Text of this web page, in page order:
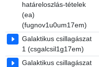
határeloszlás-tételek
(ea)
(fugnov1u0um17em)
Galaktikus csillagászat
1 (csgalcsil1g17em)
Galaktikus csillagászat